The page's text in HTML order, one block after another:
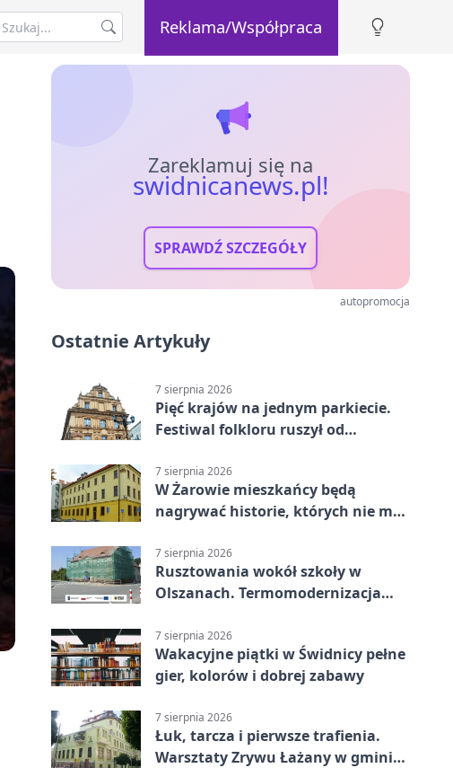
Reklama/Współpraca
Zareklamuj się na
swidnicanews.pl!
SPRAWDŹ SZCZEGÓŁY
autopromocja
Ostatnie Artykuły
7 sierpnia 2026
Pięć krajów na jednym parkiecie.
Festiwal folkloru ruszył od
7 sierpnia 2026
W Żarowie mieszkańcy będą
nagrywać historie, których nie ma
7 sierpnia 2026
Rusztowania wokół szkoły w
Olszanach. Termomodernizacja
7 sierpnia 2026
Wakacyjne piątki w Świdnicy pełne
gier, kolorów i dobrej zabawy
7 sierpnia 2026
Łuk, tarcza i pierwsze trafienia.
Warsztaty Zrywu Łażany w gminie